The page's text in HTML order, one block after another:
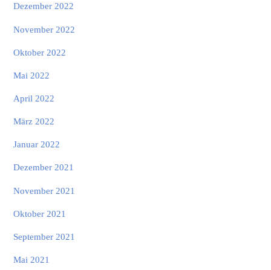
Dezember 2022
November 2022
Oktober 2022
Mai 2022
April 2022
März 2022
Januar 2022
Dezember 2021
November 2021
Oktober 2021
September 2021
Mai 2021